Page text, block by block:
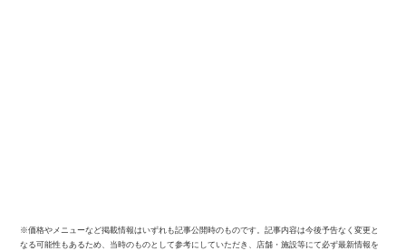
※価格やメニューなど掲載情報はいずれも記事公開時のものです。記事内容は今後予告なく変更と
なる可能性もあるため、当時のものとして参考にしていただき、店舗・施設等にて必ず最新情報を